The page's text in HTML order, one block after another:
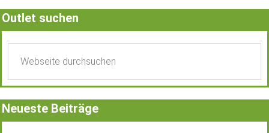
Outlet suchen
Neueste Beiträge